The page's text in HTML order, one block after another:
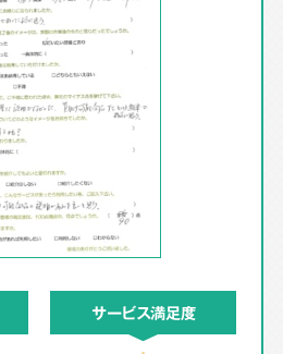
サービス満足度